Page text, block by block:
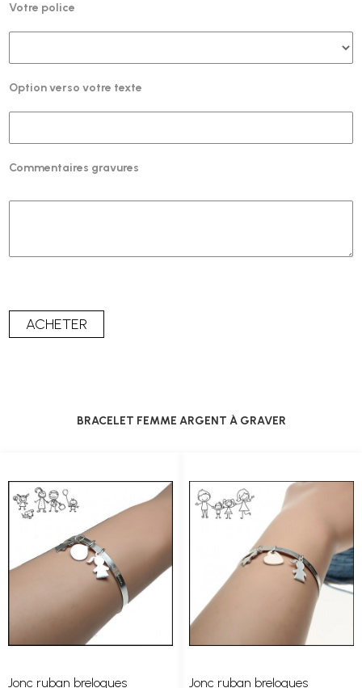
Votre police
Option verso votre texte
Commentaires gravures
BRACELET FEMME ARGENT À GRAVER
Jonc ruban breloques Jonc ruban breloques